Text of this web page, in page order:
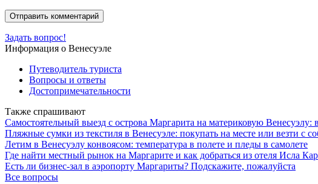
Задать вопрос!
Информация о Венесуэле
Путеводитель туриста
Вопросы и ответы
Достопримечательности
Также спрашивают
Самостоятельный выезд с острова Маргарита на материковую Венесуэлу:
Пляжные сумки из текстиля в Венесуэле: покупать на месте или везти с
Летим в Венесуэлу конвоясом: температура в полете и пледы в самолете
Где найти местный рынок на Маргарите и как добраться из отеля Исла
Есть ли бизнес-зал в аэропорту Маргариты? Подскажите, пожалуйста
Все вопросы